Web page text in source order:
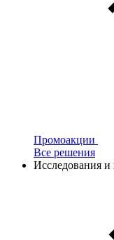
Промоакции
Все решения
Исследования и